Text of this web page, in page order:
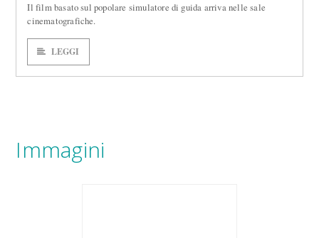
Il film basato sul popolare simulatore di guida arriva nelle sale
cinematografiche.
LEGGI
Immagini